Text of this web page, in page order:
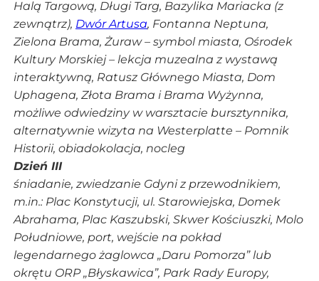
Halą Targową, Długi Targ, Bazylika Mariacka (z
zewnątrz), Dwór Artusa, Fontanna Neptuna,
Zielona Brama, Żuraw – symbol miasta, Ośrodek
Kultury Morskiej – lekcja muzealna z wystawą
interaktywną, Ratusz Głównego Miasta, Dom
Uphagena, Złota Brama i Brama Wyżynna,
możliwe odwiedziny w warsztacie bursztynnika,
alternatywnie wizyta na Westerplatte – Pomnik
Historii, obiadokolacja, nocleg
Dzień III
śniadanie, zwiedzanie Gdyni z przewodnikiem,
m.in.: Plac Konstytucji, ul. Starowiejska, Domek
Abrahama, Plac Kaszubski, Skwer Kościuszki, Molo
Południowe, port, wejście na pokład
legendarnego żaglowca „Daru Pomorza” lub
okrętu ORP „Błyskawica”, Park Rady Europy,